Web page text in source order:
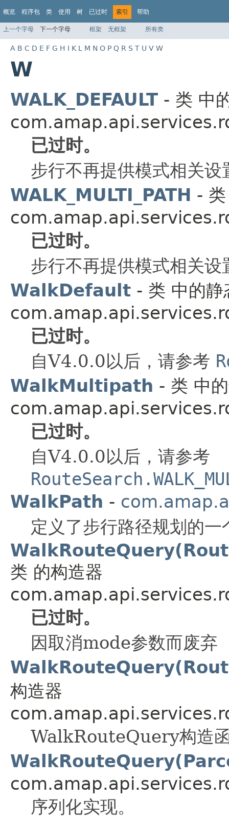
概览 程序包 类 使用 树 已过时 索引 帮助
上一个字母 下一个字母 框架 无框架 所有类
A B C D E F G H I K L M N O P Q R S T U V W
W
WALK_DEFAULT - 类 中
已过时。
步行不再提供模式相关设
WALK_MULTI_PATH -
已过时。
步行不再提供模式相关设
WalkDefault - 类 中的静
已过时。
自V4.0.0以后，请参考
WalkMultipath - 类 中
已过时。
自V4.0.0以后，请参考
WalkPath -
定义了步行路径规划的一
类 的构造器
已过时。
因取消mode参数而废弃
构造器
WalkRouteQuery构造
序列化实现。